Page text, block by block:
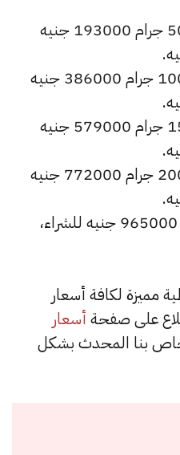
أسعار الذهب عيار 21 وزن 50 جرام 193000 جنيه
أسعار الذهب عيار 21 وزن 100 جرام 386000 جنيه
سعر الذهب عيار 21 وزن 150 جرام 579000 جنيه
أسعار الذهب عيار 21 وزن 200 جرام 772000 جنيه
سعر عيار 21 وزن 250 جرام 965000 جنيه للشراء،
بعمل تغطية مميزة لكافة أسعار
على صفحة أسعار
بنا المحدث بشكل